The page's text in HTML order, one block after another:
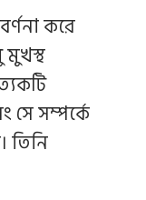
করে
সে সম্পর্কে
তিনি